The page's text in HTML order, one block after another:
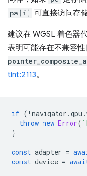
pa[i] 可直接访问存
建议在 WGSL 着色器
表明可能存在不兼容性
tint:2113。
if ( ! navigator .gpu .
throw new Error(
}
const adapter =
const device =